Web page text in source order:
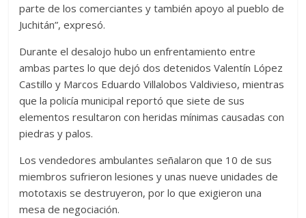
parte de los comerciantes y también apoyo al pueblo de
Juchitán”, expresó.
Durante el desalojo hubo un enfrentamiento entre
ambas partes lo que dejó dos detenidos Valentín López
Castillo y Marcos Eduardo Villalobos Valdivieso, mientras
que la policía municipal reportó que siete de sus
elementos resultaron con heridas mínimas causadas con
piedras y palos.
Los vendedores ambulantes señalaron que 10 de sus
miembros sufrieron lesiones y unas nueve unidades de
mototaxis se destruyeron, por lo que exigieron una
mesa de negociación.